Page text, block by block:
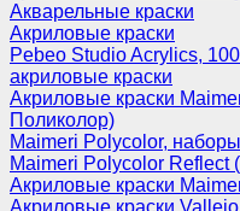
Акварельные краски
Акриловые краски
Pebeo Studio Acrylics,
акриловые краски
Акриловые краски
Поликолор)
Maimeri Polycolor, наборы
Maimeri Polycolor Reflect
Акриловые краски
Акриловые краски